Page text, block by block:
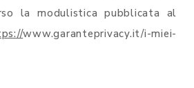
la modulistica pubblicata al
www.garanteprivacy.it/i-miei-